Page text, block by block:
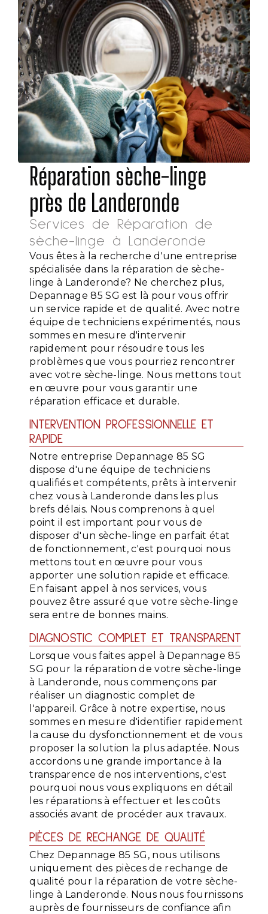
Réparation sèche-linge
près de Landeronde
Services de Réparation de
sèche-linge à Landeronde
Vous êtes à la recherche d'une entreprise
spécialisée dans la réparation de sèche-
linge à Landeronde? Ne cherchez plus,
Depannage 85 SG est là pour vous offrir
un service rapide et de qualité. Avec notre
équipe de techniciens expérimentés, nous
sommes en mesure d'intervenir
rapidement pour résoudre tous les
problèmes que vous pourriez rencontrer
avec votre sèche-linge. Nous mettons tout
en œuvre pour vous garantir une
réparation efficace et durable.
INTERVENTION PROFESSIONNELLE ET
RAPIDE
Notre entreprise Depannage 85 SG
dispose d'une équipe de techniciens
qualifiés et compétents, prêts à intervenir
chez vous à Landeronde dans les plus
brefs délais. Nous comprenons à quel
point il est important pour vous de
disposer d'un sèche-linge en parfait état
de fonctionnement, c'est pourquoi nous
mettons tout en œuvre pour vous
apporter une solution rapide et efficace.
En faisant appel à nos services, vous
pouvez être assuré que votre sèche-linge
sera entre de bonnes mains.
DIAGNOSTIC COMPLET ET TRANSPARENT
Lorsque vous faites appel à Depannage 85
SG pour la réparation de votre sèche-linge
à Landeronde, nous commençons par
réaliser un diagnostic complet de
l'appareil. Grâce à notre expertise, nous
sommes en mesure d'identifier rapidement
la cause du dysfonctionnement et de vous
proposer la solution la plus adaptée. Nous
accordons une grande importance à la
transparence de nos interventions, c'est
pourquoi nous vous expliquons en détail
les réparations à effectuer et les coûts
associés avant de procéder aux travaux.
PIÈCES DE RECHANGE DE QUALITÉ
Chez Depannage 85 SG, nous utilisons
uniquement des pièces de rechange de
qualité pour la réparation de votre sèche-
linge à Landeronde. Nous nous fournissons
auprès de fournisseurs de confiance afin